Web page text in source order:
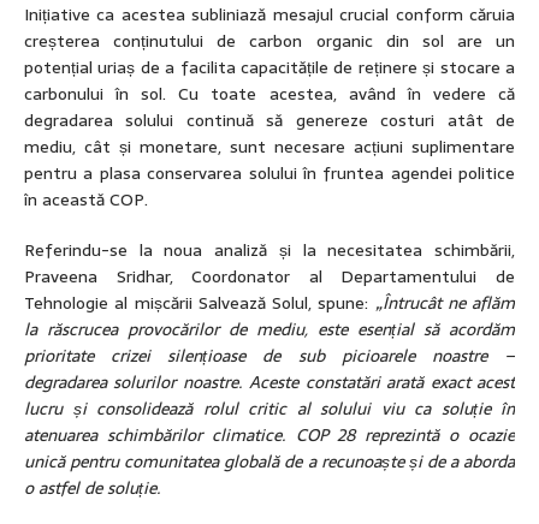
Inițiative ca acestea subliniază mesajul crucial conform căruia
creșterea conținutului de carbon organic din sol are un
potențial uriaș de a facilita capacitățile de reținere și stocare a
carbonului în sol. Cu toate acestea, având în vedere că
degradarea solului continuă să genereze costuri atât de
mediu, cât și monetare, sunt necesare acțiuni suplimentare
pentru a plasa conservarea solului în fruntea agendei politice
în această COP.
Referindu-se la noua analiză și la necesitatea schimbării,
Praveena Sridhar, Coordonator al Departamentului de
Tehnologie al mișcării Salvează Solul, spune: „Întrucât ne aflăm
la răscrucea provocărilor de mediu, este esențial să acordăm
prioritate crizei silențioase de sub picioarele noastre –
degradarea solurilor noastre. Aceste constatări arată exact acest
lucru și consolidează rolul critic al solului viu ca soluție în
atenuarea schimbărilor climatice. COP 28 reprezintă o ocazie
unică pentru comunitatea globală de a recunoaște și de a aborda
o astfel de soluție.